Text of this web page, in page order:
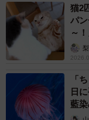
猫2
パ
～
「
日
藍
ご